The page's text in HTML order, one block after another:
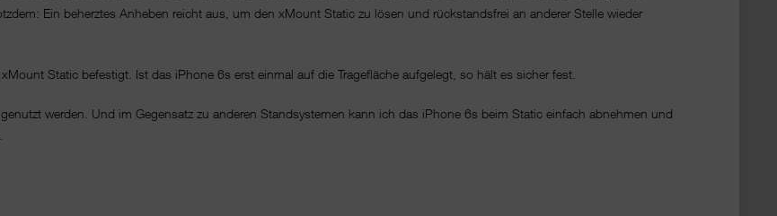
Ein beherztes Anheben reicht aus, um den xMount Static zu lösen und rückstandsfrei an anderer Stelle wieder
Static befestigt. Ist das iPhone 6s erst einmal auf die Tragefläche aufgelegt, so hält es sicher fest.
werden. Und im Gegensatz zu anderen Standsystemen kann ich das iPhone 6s beim Static einfach abnehmen und